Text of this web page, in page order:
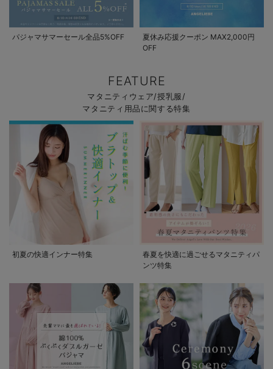
パジャマサマーセール全品5%OFF
夏休み応援クーポン MAX2,000円
OFF
FEATURE
マタニティウェア/授乳服/
マタニティ用品に関する特集
初夏の快適インナー特集
春夏を快適に過ごせるマタニティパ
ンツ特集